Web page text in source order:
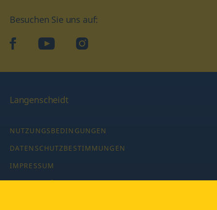
Besuchen Sie uns auf:
facebookYouTube Instagram
Langenscheidt
NUTZUNGSBEDINGUNGEN
DATENSCHUTZBESTIMMUNGEN
IMPRESSUM
PRIVATSPHÄRE-EINSTELLUNGEN